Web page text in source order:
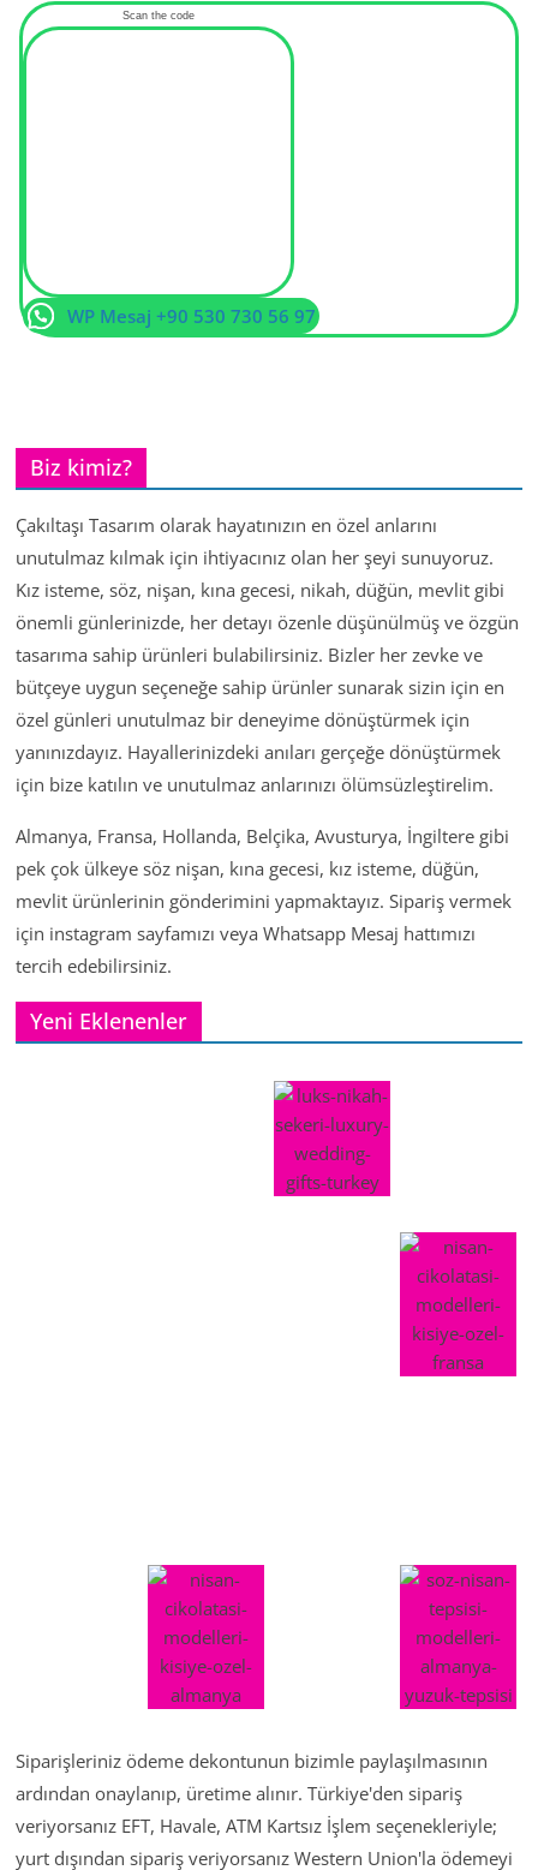
Scan the code
WP Mesaj +90 530 730 56 97
Biz kimiz?
Çakıltaşı Tasarım olarak hayatınızın en özel anlarını
unutulmaz kılmak için ihtiyacınız olan her şeyi sunuyoruz.
Kız isteme, söz, nişan, kına gecesi, nikah, düğün, mevlit gibi
önemli günlerinizde, her detayı özenle düşünülmüş ve özgün
tasarıma sahip ürünleri bulabilirsiniz. Bizler her zevke ve
bütçeye uygun seçeneğe sahip ürünler sunarak sizin için en
özel günleri unutulmaz bir deneyime dönüştürmek için
yanınızdayız. Hayallerinizdeki anıları gerçeğe dönüştürmek
için bize katılın ve unutulmaz anlarınızı ölümsüzleştirelim.
Almanya, Fransa, Hollanda, Belçika, Avusturya, İngiltere gibi
pek çok ülkeye söz nişan, kına gecesi, kız isteme, düğün,
mevlit ürünlerinin gönderimini yapmaktayız. Sipariş vermek
için instagram sayfamızı veya Whatsapp Mesaj hattımızı
tercih edebilirsiniz.
Yeni Eklenenler
Siparişleriniz ödeme dekontunun bizimle paylaşılmasının
ardından onaylanıp, üretime alınır. Türkiye'den sipariş
veriyorsanız EFT, Havale, ATM Kartsız İşlem seçenekleriyle;
yurt dışından sipariş veriyorsanız Western Union'la ödemeyi